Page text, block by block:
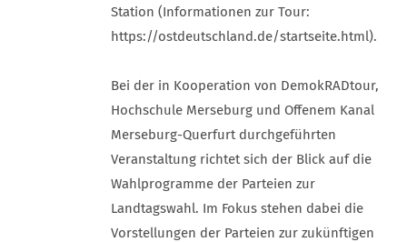
Station (Informationen zur Tour:
https://ostdeutschland.de/startseite.html).
Bei der in Kooperation von DemokRADtour,
Hochschule Merseburg und Offenem Kanal
Merseburg-Querfurt durchgeführten
Veranstaltung richtet sich der Blick auf die
Wahlprogramme der Parteien zur
Landtagswahl. Im Fokus stehen dabei die
Vorstellungen der Parteien zur zukünftigen